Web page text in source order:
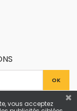
vous acceptez